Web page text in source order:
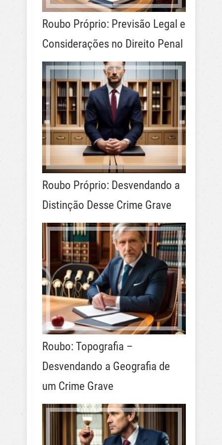
Roubo Próprio: Previsão Legal e
Considerações no Direito Penal
Roubo Próprio: Desvendando a
Distinção Desse Crime Grave
Roubo: Topografia –
Desvendando a Geografia de
um Crime Grave